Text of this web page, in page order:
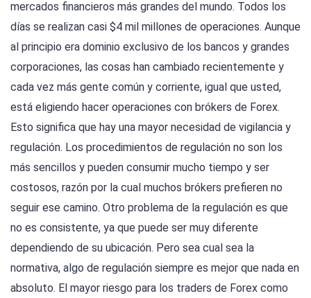
mercados financieros más grandes del mundo. Todos los
días se realizan casi $4 mil millones de operaciones. Aunque
al principio era dominio exclusivo de los bancos y grandes
corporaciones, las cosas han cambiado recientemente y
cada vez más gente común y corriente, igual que usted,
está eligiendo hacer operaciones con brókers de Forex.
Esto significa que hay una mayor necesidad de vigilancia y
regulación. Los procedimientos de regulación no son los
más sencillos y pueden consumir mucho tiempo y ser
costosos, razón por la cual muchos brókers prefieren no
seguir ese camino. Otro problema de la regulación es que
no es consistente, ya que puede ser muy diferente
dependiendo de su ubicación. Pero sea cual sea la
normativa, algo de regulación siempre es mejor que nada en
absoluto. El mayor riesgo para los traders de Forex como